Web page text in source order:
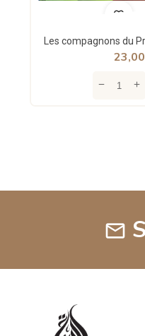
mail